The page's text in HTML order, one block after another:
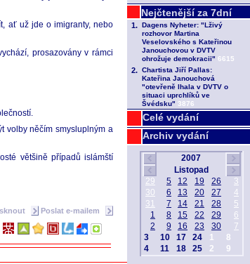
Celé vydání
Archiv vydání
ať už jde o imigranty, nebo
prosazovány v rámci
volby něčím smysluplným a
většině případů islámští
Poslat e-mailem